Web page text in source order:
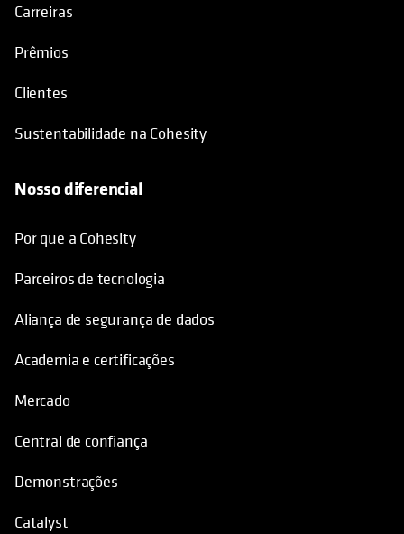
Carreiras
Prêmios
Clientes
Sustentabilidade na Cohesity
Nosso diferencial
Por que a Cohesity
Parceiros de tecnologia
Aliança de segurança de dados
Academia e certificações
Mercado
Central de confiança
Demonstrações
Catalyst